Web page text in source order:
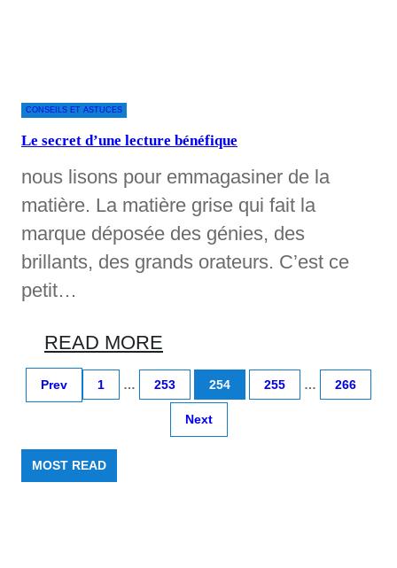
CONSEILS ET ASTUCES
Le secret d’une lecture bénéfique
nous lisons pour emmagasiner de la
matière. La matière grise qui fait la
marque déposée des génies, des
brillants, des grands orateurs. C’est ce
petit…
READ MORE
Prev 1 … 253 254 255 … 266
Next
MOST READ